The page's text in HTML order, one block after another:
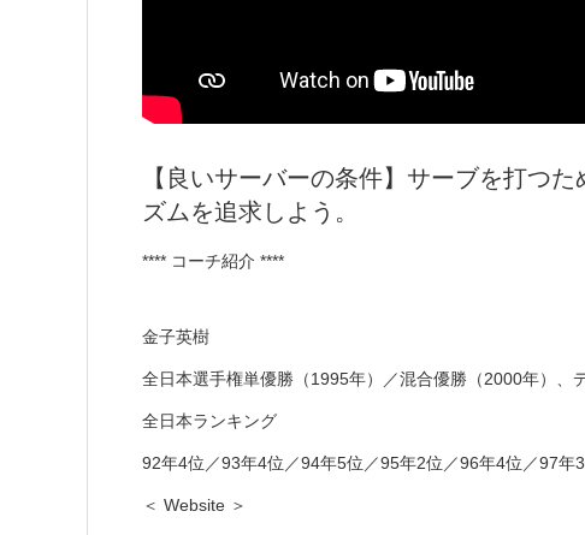
【良いサーバーの条件】サーブを打つ
ズムを追求しよう。
**** コーチ紹介 ****
金子英樹
全日本選手権単優勝（1995年）／混合優勝（2000年）、
全日本ランキング
92年4位／93年4位／94年5位／95年2位／96年4位／97年
＜ Website ＞